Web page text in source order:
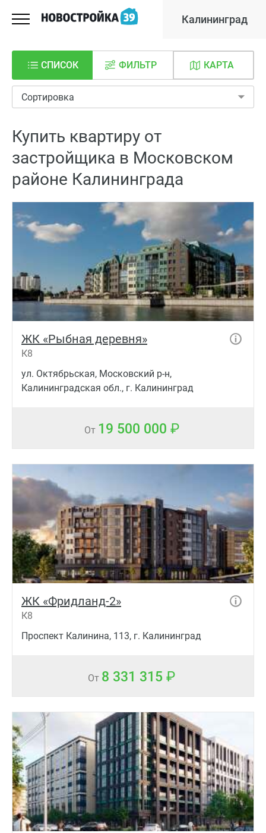
Калининград
СПИСОК КАРТА
ФИЛЬТР
Сортировка
Купить квартиру от
застройщика в Московском
районе Калининграда
ЖК «Рыбная деревня»
К8
ул. Октябрьская, Московский р-н,
Калининградская обл., г. Калининград
От 19 500 000
ЖК «Фридланд-2»
К8
Проспект Калинина, 113, г. Калининград
От 8 331 315